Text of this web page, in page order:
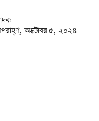
অক্টোবর ৫, ২০২৪